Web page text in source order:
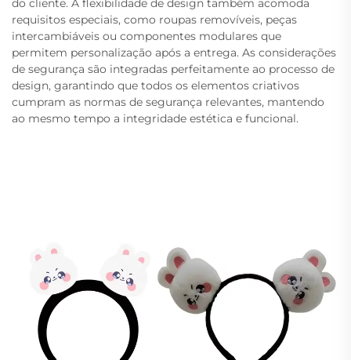
do cliente. A flexibilidade de design também acomoda
requisitos especiais, como roupas removíveis, peças
intercambiáveis ou componentes modulares que
permitem personalização após a entrega. As considerações
de segurança são integradas perfeitamente ao processo de
design, garantindo que todos os elementos criativos
cumpram as normas de segurança relevantes, mantendo
ao mesmo tempo a integridade estética e funcional.